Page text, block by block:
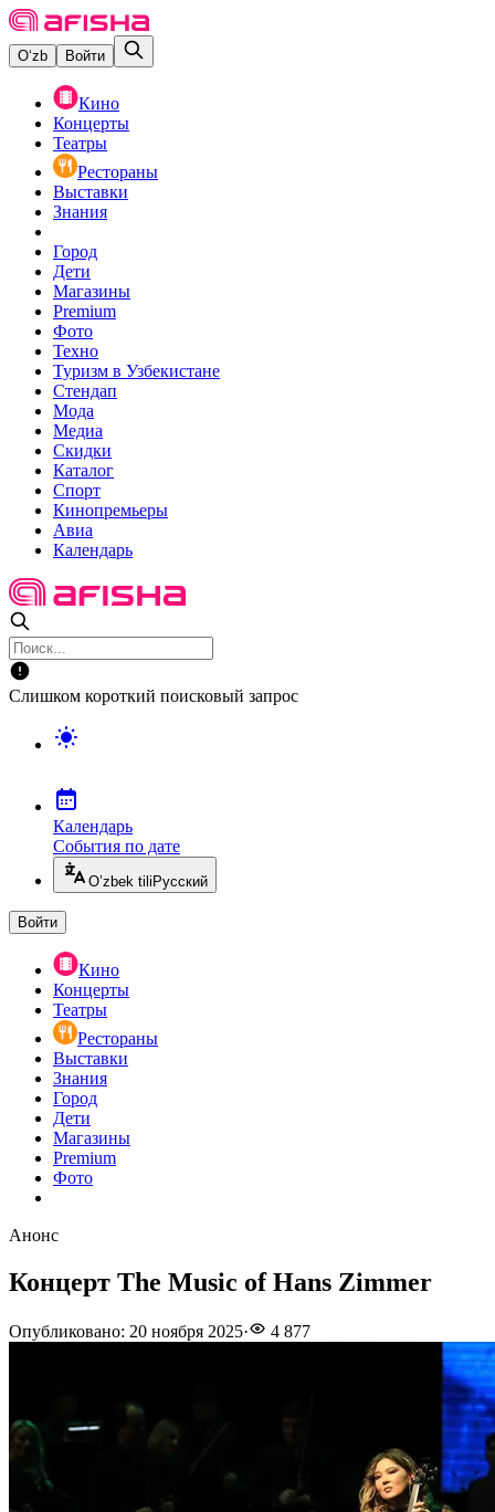
O‘zb Войти
Кино
Концерты
Театры
Рестораны
Выставки
Знания
Город
Дети
Магазины
Premium
Фото
Техно
Туризм в Узбекистане
Стендап
Мода
Медиа
Скидки
Каталог
Спорт
Кинопремьеры
Авиа
Календарь
Слишком короткий поисковый запрос
Календарь
События по дате
O’zbek tili Русский
Войти
Кино
Концерты
Театры
Рестораны
Выставки
Знания
Город
Дети
Магазины
Premium
Фото
Анонс
Концерт The Music of Hans Zimmer
Опубликовано: 20 ноября 2025· 4 877